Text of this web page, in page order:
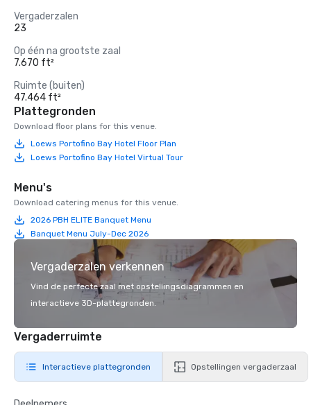
Vergaderzalen
23
Op één na grootste zaal
7.670 ft²
Ruimte (buiten)
47.464 ft²
Plattegronden
Download floor plans for this venue.
Loews Portofino Bay Hotel Floor Plan
Loews Portofino Bay Hotel Virtual Tour
Menu's
Download catering menus for this venue.
2026 PBH ELITE Banquet Menu
Banquet Menu July-Dec 2026
Vergaderzalen verkennen
Vind de perfecte zaal met opstellingsdiagrammen en
interactieve 3D-plattegronden.
Vergaderruimte
Interactieve plattegronden Opstellingen vergaderzaal